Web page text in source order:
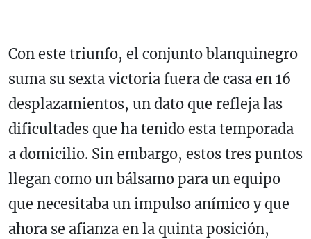
Con este triunfo, el conjunto blanquinegro
suma su sexta victoria fuera de casa en 16
desplazamientos, un dato que refleja las
dificultades que ha tenido esta temporada
a domicilio. Sin embargo, estos tres puntos
llegan como un bálsamo para un equipo
que necesitaba un impulso anímico y que
ahora se afianza en la quinta posición,